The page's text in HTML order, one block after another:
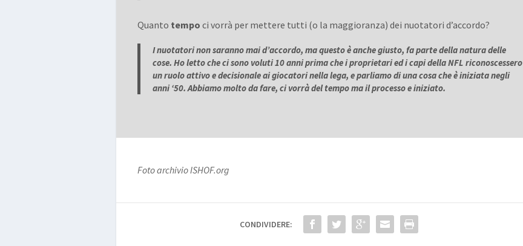
Quanto tempo ci vorrà per mettere tutti (o la maggioranza) dei nuotatori d’accordo?
I nuotatori non saranno mai d’accordo, ma questo è anche giusto, fa parte della natura delle
cose. Ho letto che ci sono voluti 10 anni prima che i proprietari ed i capi della NFL riconoscessero
un ruolo attivo e decisionale ai giocatori nella lega, e parliamo di una cosa che è iniziata negli
anni ‘50. Abbiamo molto da fare, ci vorrà del tempo ma il processo e iniziato.
Foto archivio ISHOF.org
CONDIVIDERE: